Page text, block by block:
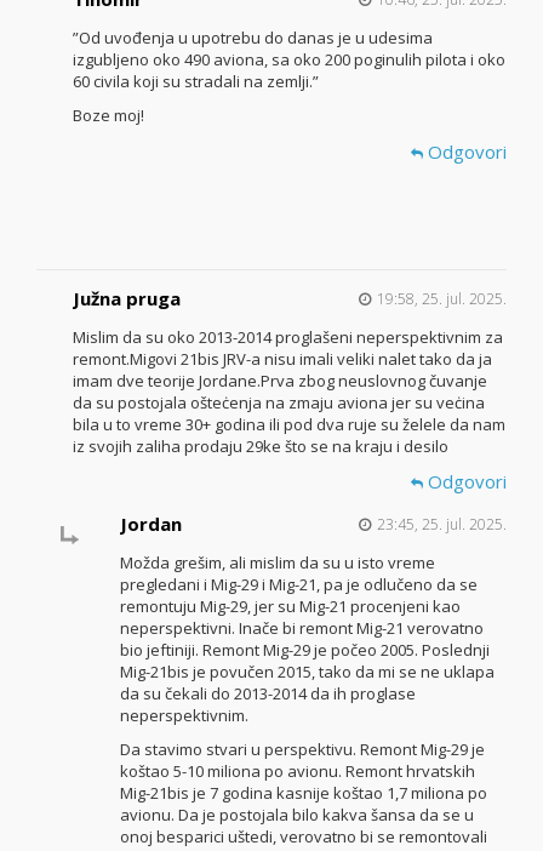
”Od uvođenja u upotrebu do danas je u udesima
izgubljeno oko 490 aviona, sa oko 200 poginulih pilota i oko
60 civila koji su stradali na zemlji.”
Boze moj!
Odgovori
Južna pruga 19:58, 25. jul. 2025.
Mislim da su oko 2013-2014 proglašeni neperspektivnim za
remont.Migovi 21bis JRV-a nisu imali veliki nalet tako da ja
imam dve teorije Jordane.Prva zbog neuslovnog čuvanje
da su postojala ošteċenja na zmaju aviona jer su veċina
bila u to vreme 30+ godina ili pod dva ruje su želele da nam
iz svojih zaliha prodaju 29ke što se na kraju i desilo
Odgovori
Jordan
23:45, 25. jul. 2025.
Možda grešim, ali mislim da su u isto vreme
pregledani i Mig-29 i Mig-21, pa je odlučeno da se
remontuju Mig-29, jer su Mig-21 procenjeni kao
neperspektivni. Inače bi remont Mig-21 verovatno
bio jeftiniji. Remont Mig-29 je počeo 2005. Poslednji
Mig-21bis je povučen 2015, tako da mi se ne uklapa
da su čekali do 2013-2014 da ih proglase
neperspektivnim.
Da stavimo stvari u perspektivu. Remont Mig-29 je
koštao 5-10 miliona po avionu. Remont hrvatskih
Mig-21bis je 7 godina kasnije koštao 1,7 miliona po
avionu. Da je postojala bilo kakva šansa da se u
onoj besparici uštedi, verovatno bi se remontovali